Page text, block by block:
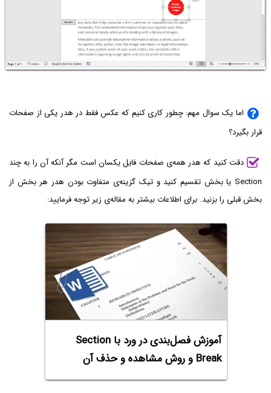
اما یک سوال مهم: چطور کاری کنیم که عکس فقط در هدر یکی از صفحات
قرار بگیرد؟
دقت کنید که هدر همه‌ی صفحات فایل یکسان است مگر آنکه آن را به چند
Section یا بخش تقسیم کنید و تیک گزینه‌ی متفاوت بودن هدر هر بخش از
بخش قبلی را بزنید. برای اطلاعات بیشتر به مقاله‌ی زیر توجه فرمایید:
آموزش فصل‌بندی در ورد با Section
Break و روش مشاهده و حذف آن